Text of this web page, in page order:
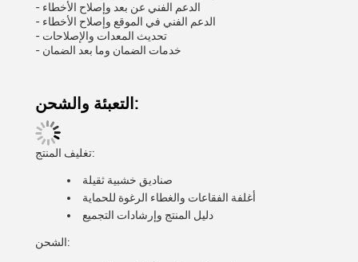
- الدعم الفني عن بعد وإصلاح الأخطاء
- الدعم الفني في الموقع وإصلاح الأخطاء
- تحديث المعدات والإصلاحات
- خدمات الضمان وما بعد الضمان
التعبئة والشحن:
تغليف المنتج:
صناديق خشبية ثقيلة
أغلفة الفقاعات والغطاء الرغوة للحماية
دليل المنتج وإرشادات التجميع
الشحن: